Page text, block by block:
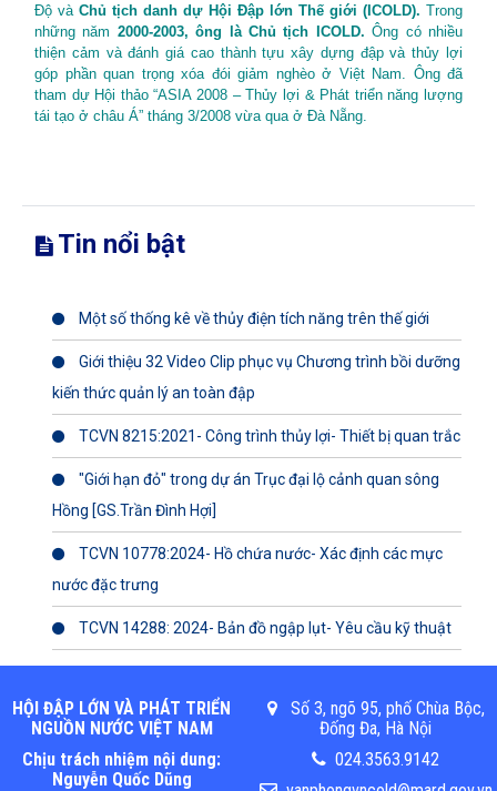
Độ vàChủ tịch danh dự Hội Đập lớn Thế giới (ICOLD).Trong
những năm 2000-2003, ông là Chủ tịch ICOLD. Ông có nhiều
thiện cảm và đánh giá cao thành tựu xây dựng đập và thủy lợi
góp phần quan trọng xóa đói giảm nghèo ở Việt Nam. Ông đã
tham dự Hội thảo “ASIA 2008 – Thủy lợi & Phát triển năng lượng
tái tạo ở châu Á” tháng 3/2008 vừa qua ở Đà Nẵng.
Tin nổi bật
Một số thống kê về thủy điện tích năng trên thế giới
Giới thiệu 32 Video Clip phục vụ Chương trình bồi dưỡng
kiến thức quản lý an toàn đập
TCVN 8215:2021- Công trình thủy lợi- Thiết bị quan trắc
"Giới hạn đỏ" trong dự án Trục đại lộ cảnh quan sông
Hồng [GS.Trần Đình Hợi]
TCVN 10778:2024- Hồ chứa nước- Xác định các mực
nước đặc trưng
TCVN 14288: 2024- Bản đồ ngập lụt- Yêu cầu kỹ thuật
HỘI ĐẬP LỚN VÀ PHÁT TRIỂN
NGUỒN NƯỚC VIỆT NAM
Chịu trách nhiệm nội dung:
Nguyễn Quốc Dũng
Số 3, ngõ 95, phố Chùa Bộc,
Đống Đa, Hà Nội
024.3563.9142